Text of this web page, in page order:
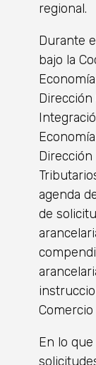
regional.
Durante
bajo la
Dirección
agenda
de
Comercio
En lo